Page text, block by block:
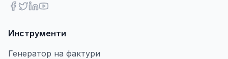
Инструменти
Генератор на фактури